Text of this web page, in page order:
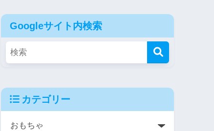
Googleサイト内検索
カテゴリー